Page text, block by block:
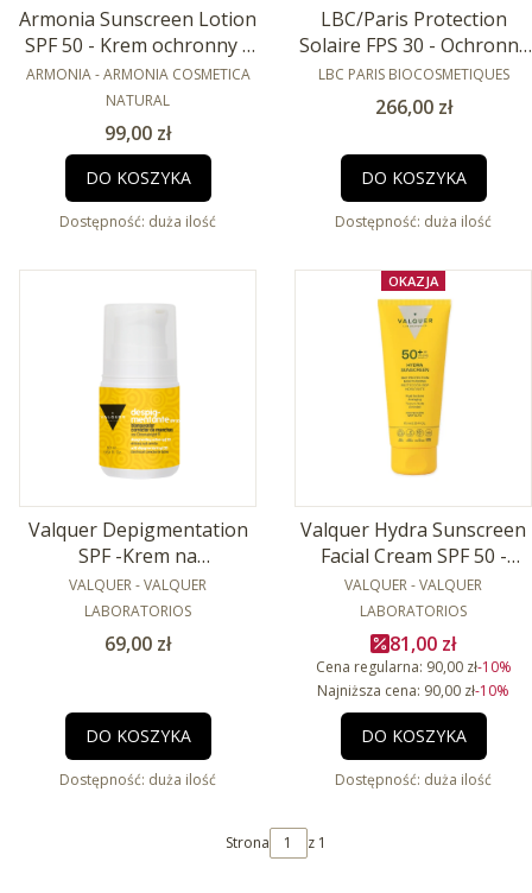
Armonia Sunscreen Lotion
SPF 50 - Krem ochronny z
SPF 50 -150ml
PRODUCENT
ARMONIA - ARMONIA COSMETICA
NATURAL
Cena
99,00 zł
DO KOSZYKA
Dostępność: duża ilość
LBC/Paris Protection
Solaire FPS 30 - Ochronny
krem do twarzy z filtrem
SPF 30 - 50ml
PRODUCENT
LBC PARIS BIOCOSMETIQUES
Cena
266,00 zł
DO KOSZYKA
Dostępność: duża ilość
Valquer Depigmentation
SPF -Krem na
przebarwienia z SPF 50ml
PRODUCENT
VALQUER - VALQUER
LABORATORIOS
Cena
69,00 zł
DO KOSZYKA
Dostępność: duża ilość
OKAZJA
Valquer Hydra Sunscreen
Facial Cream SPF 50 -
Ochronny krem
nawilżający z SPF 50 - 75
ml
PRODUCENT
VALQUER - VALQUER
LABORATORIOS
Cena
81,00 zł
Cena regularna: 90,00 zł-10%
Najniższa cena: 90,00 zł-10%
DO KOSZYKA
Dostępność: duża ilość
Strona z 1